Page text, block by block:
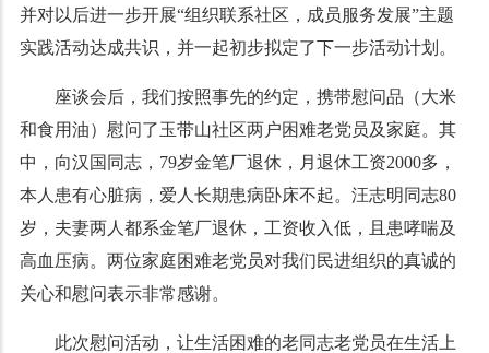
并对以后进一步开展“组织联系社区，成员服务发展”主题
实践活动达成共识，并一起初步拟定了下一步活动计划。
座谈会后，我们按照事先的约定，携带慰问品（大米
和食用油）慰问了玉带山社区两户困难老党员及家庭。其
中，向汉国同志，79岁金笔厂退休，月退休工资2000多，
本人患有心脏病，爱人长期患病卧床不起。汪志明同志80
岁，夫妻两人都系金笔厂退休，工资收入低，且患哮喘及
高血压病。两位家庭困难老党员对我们民进组织的真诚的
关心和慰问表示非常感谢。
此次慰问活动，让生活困难的老同志老党员在生活上